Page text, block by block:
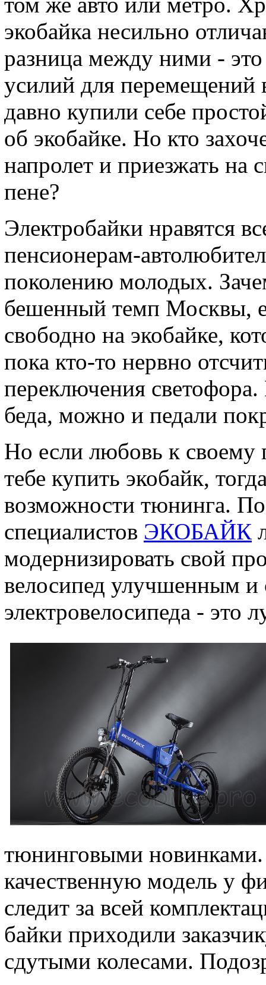
экобайка несильно
разница между ними -
усилий для перемещений
давно купили себе
об экобайке. Но кто
напролет и приезжать на
пене?
Электробайки нравятся
пенсионерам-
поколению молодых.
бешенный темп Москвы,
свободно на экобайке,
пока кто-то нервно
переключения
беда, можно и педали
Но если любовь к своему
тебе купить экобайк,
возможности тюнинга.
специалистов ЭКОБАЙК
модернизировать свой
велосипед улучшенным
электровелосипеда - это
тюнинговыми
качественную модель у
следит за всей
байки приходили
сдутыми колесами.